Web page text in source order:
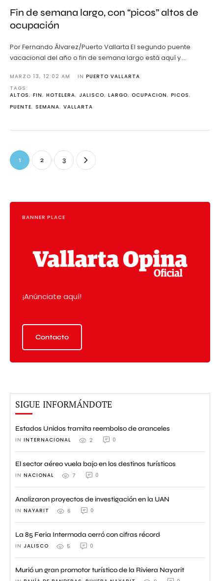
Fin de semana largo, con “picos” altos de
ocupación
Por Fernando Álvarez/Puerto Vallarta El segundo puente
vacacional del año o fin de semana largo está aquí y …
MARZO 13, 12:02 AM IN PUERTO VALLARTA
TAGS:
ALTOS, FIN, HOTELERA, JALISCO, LARGO, OCUPACION, PICOS,
PUENTE, SEMANA, VALLARTA
1 2 3
BANNER PLACE
¡Anúnciate aquí!
Contacto
SIGUE INFORMÁNDOTE
Estados Unidos tramita reembolso de aranceles
IN INTERNACIONAL 2 0
El sector aéreo vuela bajo en los destinos turísticos
IN NACIONAL 7 0
Analizaron proyectos de investigación en la UAN
IN NAYARIT 6 0
La 85 Feria Intermoda cerró con cifras récord
IN JALISCO 5 0
Murió un gran promotor turístico de la Riviera Nayarit